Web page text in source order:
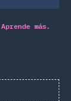
Aprende más.